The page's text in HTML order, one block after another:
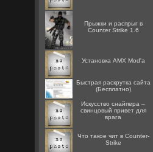
Прыжки и распрыг в
Counter Strike 1.6
Установка AMX Mod'a
Быстрая раскрутка сайта
(Бесплатно)
Искусство снайпера –
свинцовый привет для
врага
Что такое чит в Counter-
Strike